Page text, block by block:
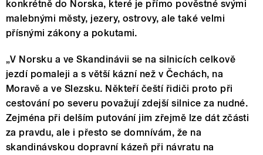
konkrétně do Norska, které je přímo pověstné svými
malebnými městy, jezery, ostrovy, ale také velmi
přísnými zákony a pokutami.
„V Norsku a ve Skandinávii se na silnicích celkově
jezdí pomaleji a s větší kázní než v Čechách, na
Moravě a ve Slezsku. Někteří čeští řidiči proto při
cestování po severu považují zdejší silnice za nudné.
Zejména při delším putování jim zřejmě lze dát zčásti
za pravdu, ale i přesto se domnívám, že na
skandinávskou dopravní kázeň při návratu na